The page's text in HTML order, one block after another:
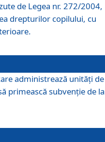
de Legea nr. 272/2004,
drepturilor copilului, cu
administrează unităţi de
primească subvenţie de la